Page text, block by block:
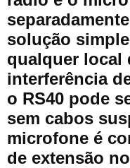
solução
qualquer local
interferência
o RS40 pode
sem cabos
microfone é
de extensão